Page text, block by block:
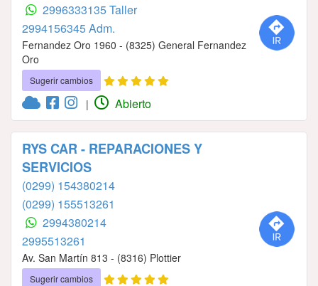
2996333135 Taller
2994156345 Adm.
Fernandez Oro 1960 - (8325) General Fernandez
Oro
Sugerir cambios
| Abierto
RYS CAR - REPARACIONES Y
SERVICIOS
(0299) 154380214
(0299) 155513261
2994380214
2995513261
Av. San Martín 813 - (8316) Plottier
Sugerir cambios